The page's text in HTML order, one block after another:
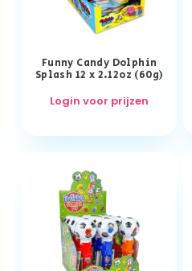
Funny Candy Dolphin
Splash 12 x 2.12oz (60g)
Login voor prijzen